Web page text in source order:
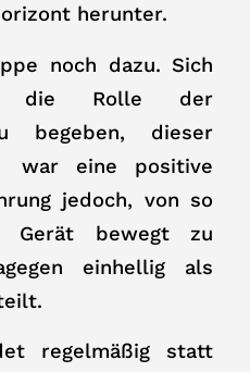
herunter.
noch dazu. Sich
die Rolle der
begeben, dieser
war eine positive
jedoch, von so
Gerät bewegt zu
einhellig als
regelmäßig statt